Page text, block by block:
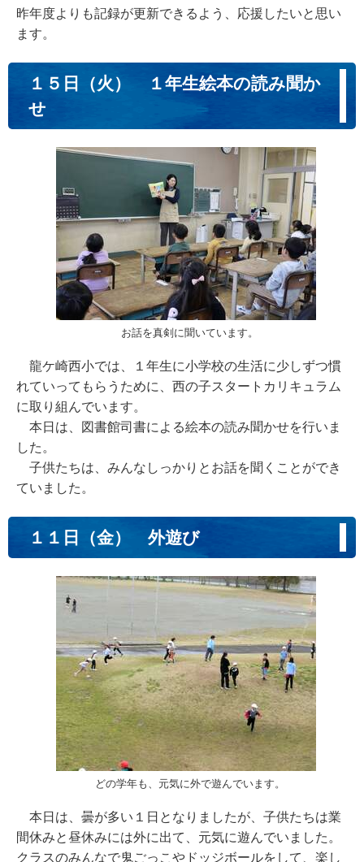
昨年度よりも記録が更新できるよう、応援したいと思い
ます。
１５日（火） １年生絵本の読み聞か
せ
お話を真剣に聞いています。
龍ケ崎西小では、１年生に小学校の生活に少しずつ慣
れていってもらうために、西の子スタートカリキュラム
に取り組んでいます。
本日は、図書館司書による絵本の読み聞かせを行いま
した。
子供たちは、みんなしっかりとお話を聞くことができ
ていました。
１１日（金） 外遊び
どの学年も、元気に外で遊んでいます。
本日は、曇が多い１日となりましたが、子供たちは業
間休みと昼休みには外に出て、元気に遊んでいました。
クラスのみんなで鬼ごっこやドッジボールをして、楽し